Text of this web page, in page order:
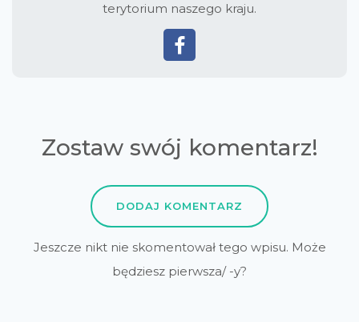
terytorium naszego kraju.
Zostaw swój komentarz!
DODAJ KOMENTARZ
Jeszcze nikt nie skomentował tego wpisu. Może
będziesz pierwsza/ -y?